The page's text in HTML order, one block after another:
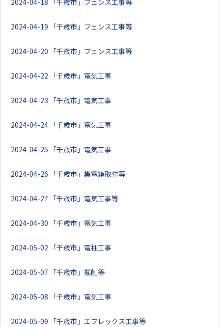
2024-04-18 「千歳市」フェンス工事等
2024-04-19 「千歳市」フェンス工事等
2024-04-20 「千歳市」フェンス工事等
2024-04-22 「千歳市」電気工事
2024-04-23 「千歳市」電気工事
2024-04-24 「千歳市」電気工事
2024-04-25 「千歳市」電気工事
2024-04-26 「千歳市」集電箱取付等
2024-04-27 「千歳市」電気工事等
2024-04-30 「千歳市」電気工事
2024-05-02 「千歳市」電柱工事
2024-05-07 「千歳市」掘削等
2024-05-08 「千歳市」電気工事
2024-05-09 「千歳市」エフレックス工事等